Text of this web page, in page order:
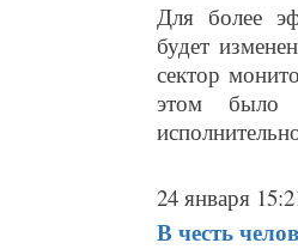
Для более
будет
сектор
этом было
24 января
В честь